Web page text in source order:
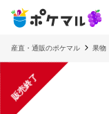
産直・通販のポケマル 果物
販売終了